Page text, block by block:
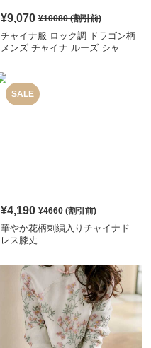
¥9,070 ¥10080(割引前)
チャイナ服 ロック調 ドラゴン柄
メンズ チャイナ ルーズ シャ
SALE
¥4,190 ¥4660(割引前)
華やか花柄刺繍入りチャイナド
レス膝丈